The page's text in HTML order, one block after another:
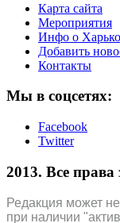
Карта сайта
Мероприятия
Инфо о
Добавить
Контакты
Мы в соцсетях:
Facebook
Twitter
2013. Все
Редакция может
при наличии